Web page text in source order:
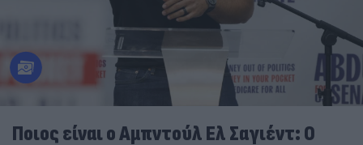
Ποιος είναι ο Αμπντούλ Ελ Σαγιέντ: Ο